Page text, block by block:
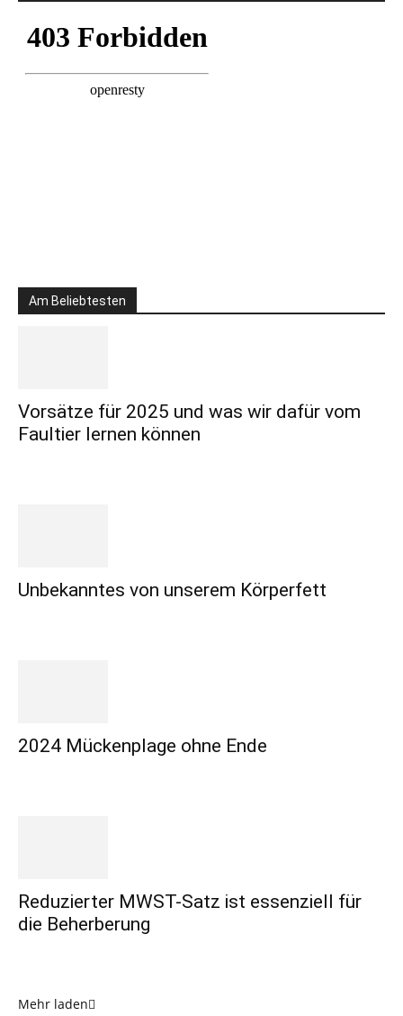
Am Beliebtesten
Vorsätze für 2025 und was wir dafür vom
Faultier lernen können
Unbekanntes von unserem Körperfett
2024 Mückenplage ohne Ende
Reduzierter MWST-Satz ist essenziell für
die Beherberung
Mehr laden